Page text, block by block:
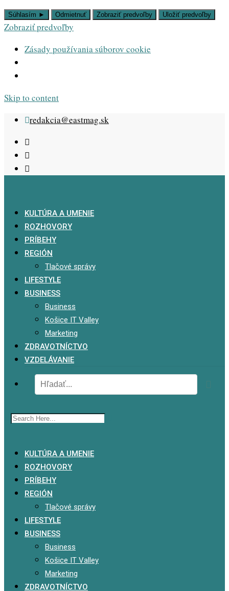
Súhlasím ► Odmietnuť Zobraziť predvoľby Uložiť predvoľby
Zobraziť predvoľby
Zásady používania súborov cookie
Skip to content
redakcia@eastmag.sk
KULTÚRA A UMENIE
ROZHOVORY
PRÍBEHY
REGIÓN
Tlačové správy
LIFESTYLE
BUSINESS
Business
Košice IT Valley
Marketing
ZDRAVOTNÍCTVO
VZDELÁVANIE
KULTÚRA A UMENIE
ROZHOVORY
PRÍBEHY
REGIÓN
Tlačové správy
LIFESTYLE
BUSINESS
Business
Košice IT Valley
Marketing
ZDRAVOTNÍCTVO